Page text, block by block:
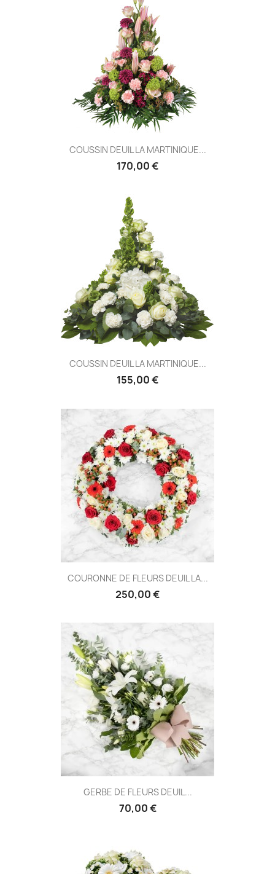
COUSSIN DEUIL LA MARTINIQUE...
170,00 €
COUSSIN DEUIL LA MARTINIQUE...
155,00 €
COURONNE DE FLEURS DEUIL LA...
250,00 €
GERBE DE FLEURS DEUIL...
70,00 €